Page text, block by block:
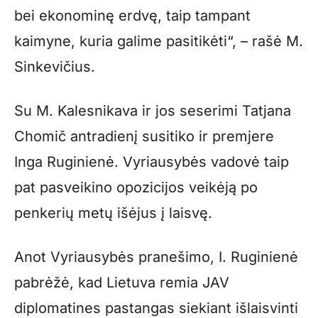
bei ekonominę erdvę, taip tampant
kaimyne, kuria galime pasitikėti“, – rašė M.
Sinkevičius.
Su M. Kalesnikava ir jos seserimi Tatjana
Chomič antradienį susitiko ir premjere
Inga Ruginienė. Vyriausybės vadovė taip
pat pasveikino opozicijos veikėją po
penkerių metų išėjus į laisvę.
Anot Vyriausybės pranešimo, I. Ruginienė
pabrėžė, kad Lietuva remia JAV
diplomatines pastangas siekiant išlaisvinti